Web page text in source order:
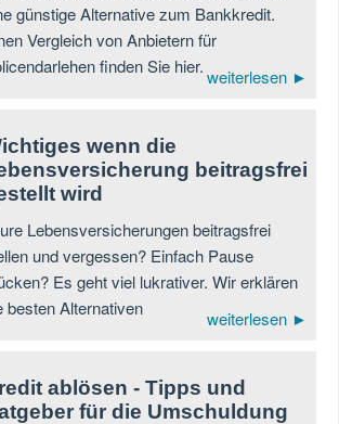
günstige Alternative zum Bankkredit.
Vergleich von Anbietern für
finden Sie hier.weiterlesen ►
wenn die
beitragsfrei
wird
Lebensversicherungen beitragsfrei
und vergessen? Einfach Pause
Es geht viel lukrativer. Wir erklären
besten Alternativen
weiterlesen ►
ablösen - Tipps und
für die Umschuldung